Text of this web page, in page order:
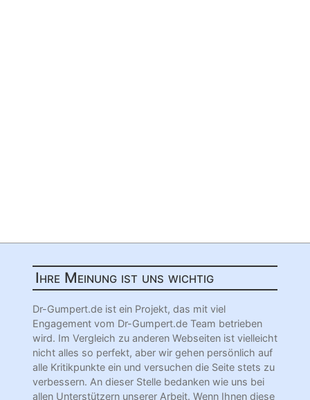
Ihre Meinung ist uns wichtig
Dr-Gumpert.de ist ein Projekt, das mit viel
Engagement vom Dr-Gumpert.de Team betrieben
wird. Im Vergleich zu anderen Webseiten ist vielleicht
nicht alles so perfekt, aber wir gehen persönlich auf
alle Kritikpunkte ein und versuchen die Seite stets zu
verbessern. An dieser Stelle bedanken wie uns bei
allen Unterstützern unserer Arbeit. Wenn Ihnen diese